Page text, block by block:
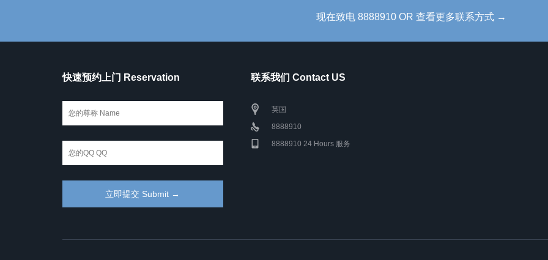
现在致电 8888910 OR 查看更多联系方式 →
快速预约上门 Reservation 联系我们 Contact US
英国
8888910
8888910 24 Hours 服务